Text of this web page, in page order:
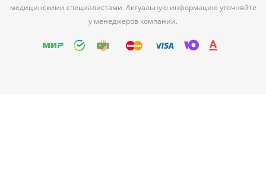
медицинскими специалистами. Актуальную информацию уточняйте
у менеджеров компании.